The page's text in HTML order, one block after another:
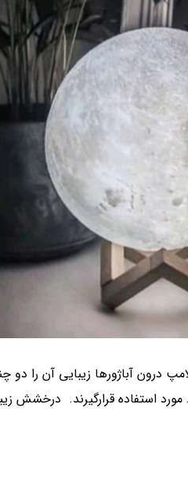
درون آباژورها زیبایی آن را دو
مورد استفاده قرارگیرند. درخشش